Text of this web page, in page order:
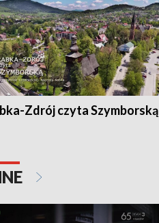
Zdrój czyta Szymborską